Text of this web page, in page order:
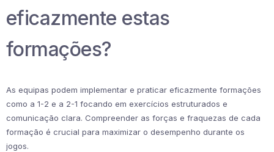
eficazmente estas
formações?
As equipas podem implementar e praticar eficazmente formações
como a 1-2 e a 2-1 focando em exercícios estruturados e
comunicação clara. Compreender as forças e fraquezas de cada
formação é crucial para maximizar o desempenho durante os
jogos.